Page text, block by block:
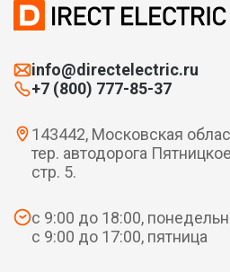
info@directelectric.ru
+7 (800) 777-85-37
143442, Московская
тер. автодорога
стр. 5.
с 9:00 до 18:00,
с 9:00 до 17:00, пятница